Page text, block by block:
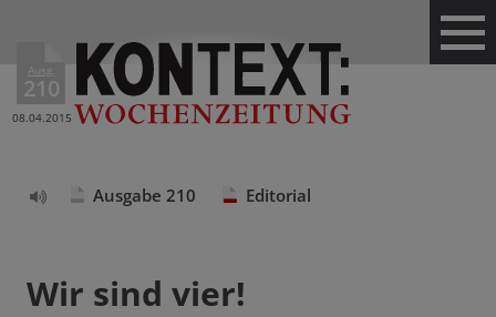
Ausg.
210
08.04.2015
Ausgabe 210 Editorial
Wir sind vier!